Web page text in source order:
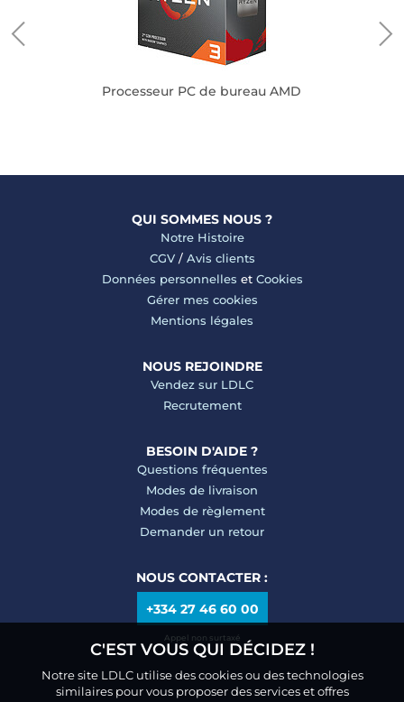
Processeur PC de bureau AMD
QUI SOMMES NOUS ?
Notre Histoire
CGV/ Avis clients
Données personnelles et Cookies
Gérer mes cookies
Mentions légales
NOUS REJOINDRE
Vendez sur LDLC
Recrutement
BESOIN D'AIDE ?
Questions fréquentes
Modes de livraison
Modes de règlement
Demander un retour
NOUS CONTACTER :
+334 27 46 60 00
Appel non surtaxé
C'EST VOUS QUI DÉCIDEZ !
Notre site LDLC utilise des cookies ou des technologies
similaires pour vous proposer des services et offres